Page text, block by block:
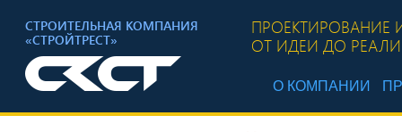
СТРОИТЕЛЬНАЯ КОМПАНИЯ
«СТРОЙТРЕСТ»
ПРОЕКТИРОВАНИЕ
ОТ ИДЕИ ДО
О КОМПАНИИ